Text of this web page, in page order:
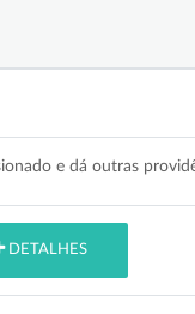
e dá outras
DETALHES